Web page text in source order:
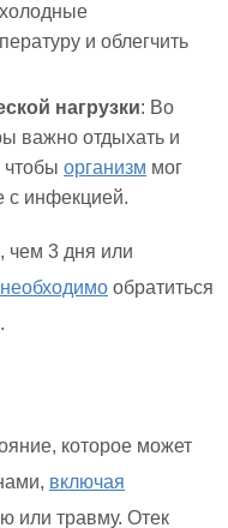
и облегчить
нагрузки: Во
важно отдыхать и
чтобы организм мог
с инфекцией.
чем 3 дня или
необходимо обратиться
которое может
включая
или травму. Отек